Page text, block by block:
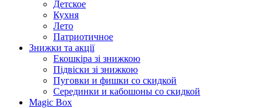
Детское
Кухня
Лето
Патриотичное
Знижки та акції
Екошкіра зі знижкою
Підвіски зі знижкою
Пуговки и фишки со скидкой
Серединки и кабошоны со скидкой
Magic Box